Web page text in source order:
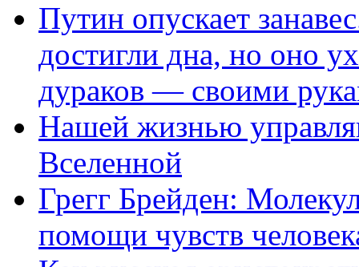
Путин опускает
достигли дна, но оно
дураков — своими
Нашей жизнью
Вселенной
Грегг Брейден:
помощи чувств